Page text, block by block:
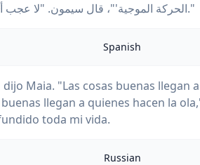
الحركة الموجية'"، قال سيمون. "لا عجب أنني كنت مشوشًا طوال حياتي."
Spanish
Maia. "Las cosas buenas llegan
llegan a quienes hacen la
toda mi vida.
Russian